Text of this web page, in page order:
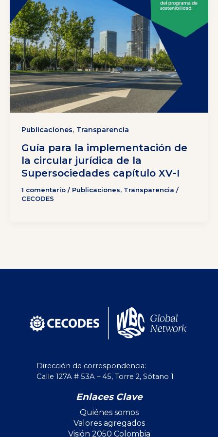
Publicaciones, Transparencia
Guía para la implementación de
la circular jurídica de la
Supersociedades capítulo XV-I
1 comentario / Publicaciones, Transparencia /
CECODES
Dirección de correspondencia:
Calle 127A # 53A – 45, Torre 2, Sótano 1
Enlaces Clave
Quiénes somos
Valores agregados
Visión 2050 Colombia